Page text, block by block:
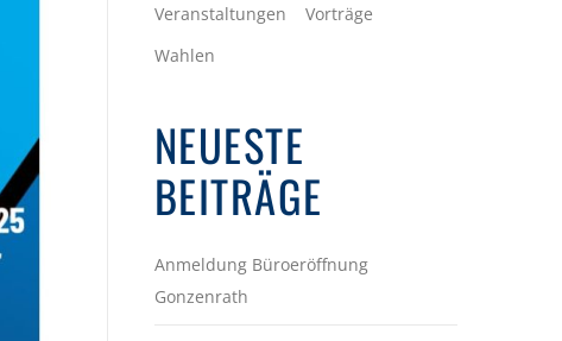
Veranstaltungen
Vorträge
Wahlen
NEUESTE
BEITRÄGE
Anmeldung Büroeröffnung
Gonzenrath